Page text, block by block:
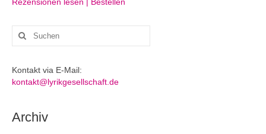
Rezensionen lesen | Bestellen
Suchen
nach:
Kontakt via E-Mail:
kontakt@lyrikgesellschaft.de
Archiv